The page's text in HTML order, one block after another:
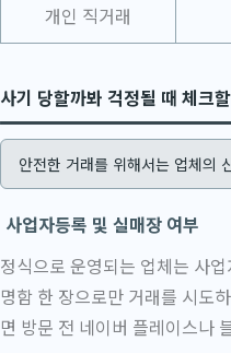
개인 직거래
사기 당할까봐 걱정될 때 체크
안전한 거래를 위해서는 업체의
사업자등록 및 실매장 여부
정식으로 운영되는 업체는 사
명함 한 장으로만 거래를 시도
면 방문 전 네이버 플레이스나